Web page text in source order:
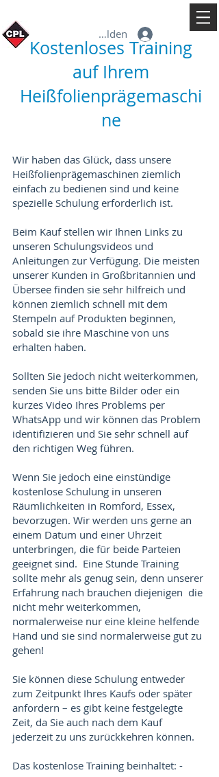
Anmelden
Kostenloses Training
auf Ihrem
Heißfolienprägemaschi
ne
Wir haben das Glück, dass unsere
Heißfolienprägemaschinen ziemlich
einfach zu bedienen sind und keine
spezielle Schulung erforderlich ist.
Beim Kauf stellen wir Ihnen Links zu
unseren Schulungsvideos und
Anleitungen zur Verfügung. Die meisten
unserer Kunden in Großbritannien und
Übersee finden sie sehr hilfreich und
können ziemlich schnell mit dem
Stempeln auf Produkten beginnen,
sobald sie ihre Maschine von uns
erhalten haben.
Sollten Sie jedoch nicht weiterkommen,
senden Sie uns bitte Bilder oder ein
kurzes Video Ihres Problems per
WhatsApp und wir können das Problem
identifizieren und Sie sehr schnell auf
den richtigen Weg führen.
Wenn Sie jedoch eine einstündige
kostenlose Schulung in unseren
Räumlichkeiten in Romford, Essex,
bevorzugen. Wir werden uns gerne an
einem Datum und einer Uhrzeit
unterbringen, die für beide Parteien
geeignet sind. Eine Stunde Training
sollte mehr als genug sein, denn unserer
Erfahrung nach brauchen diejenigen die
nicht mehr weiterkommen,
normalerweise nur eine kleine helfende
Hand und sie sind normalerweise gut zu
gehen!
Sie können diese Schulung entweder
zum Zeitpunkt Ihres Kaufs oder später
anfordern – es gibt keine festgelegte
Zeit, da Sie auch nach dem Kauf
jederzeit zu uns zurückkehren können.
Das kostenlose Training beinhaltet: -